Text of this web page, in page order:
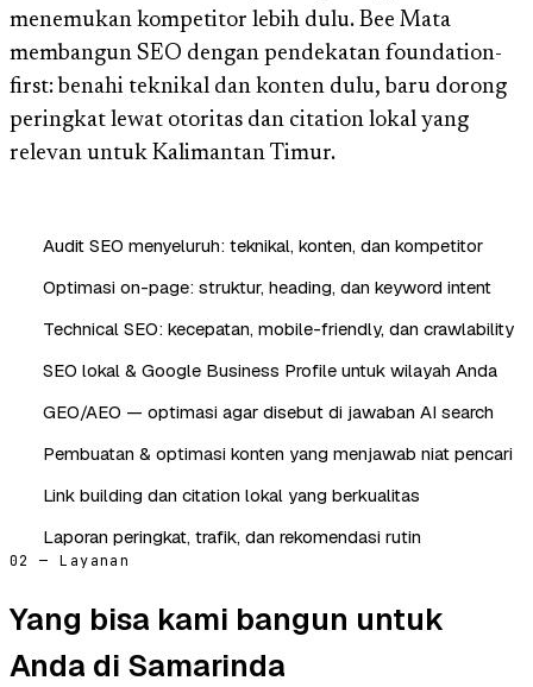
menemukan kompetitor lebih dulu. Bee Mata
membangun SEO dengan pendekatan foundation-
first: benahi teknikal dan konten dulu, baru dorong
peringkat lewat otoritas dan citation lokal yang
relevan untuk Kalimantan Timur.
Audit SEO menyeluruh: teknikal, konten, dan kompetitor
Optimasi on-page: struktur, heading, dan keyword intent
Technical SEO: kecepatan, mobile-friendly, dan crawlability
SEO lokal & Google Business Profile untuk wilayah Anda
GEO/AEO — optimasi agar disebut di jawaban AI search
Pembuatan & optimasi konten yang menjawab niat pencari
Link building dan citation lokal yang berkualitas
Laporan peringkat, trafik, dan rekomendasi rutin
02 — Layanan
Yang bisa kami bangun untuk
Anda di Samarinda